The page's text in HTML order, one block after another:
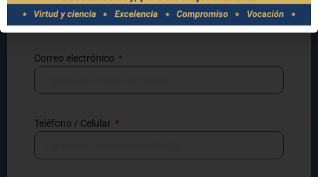
Correo electrónico
Teléfono / Celular